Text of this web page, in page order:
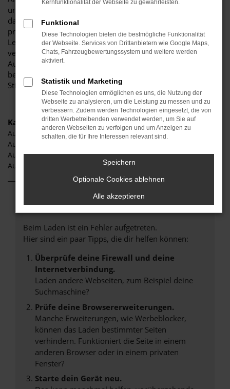
und Umgebung! Unser renommiertes Autohaus ist stolz
darauf, Ihnen eine herausragende Auswahl an Audi A5 zu
präsentieren, die höchste Standards in Sachen Qualität und
Leistung erfüllen. Wir sind seit Jahren Ihr
vertrauenswürdiger Partner, wenn es um erstklassige
Automobile geht. Erfahren Sie mehr über unsere
beeindruckende Audi A5 Flotte und warum Autohaus
Stiglmayr die bevorzugte Adresse für Audi A5 Liebhaber ist.
Kategorie
Audi A5 Neuburg
Audi A5 Neuwagen Neuburg
Audi A5 Jahreswagen Neuburg
Audi A5 Gebrauchtwagen Neuburg
Fehler: Network Error
Beim Laden ist ein Fehler aufgetreten.
Hier sind ein paar Tipps, die dir helfen können:
Überprüfe deine Firewall und deine
Internetverbindung.
Laden andere Webseiten, zum Beispiel deine
Suchmaschine?
Prüfe deine Browsererweiterungen.
Manche Erweiterungen, wie Werbeblocker,
können das Laden bestimmter Seiten
verhindern. Funktioniert die Seite in einem
anderen Browser oder in einem privaten
Fenster?
Starte dein Gerät neu.
Kernfunktionalität der Webseite zu gewährleisten.
Funktional
Diese Technologien bieten die bestmögliche Funktionalität
der Webseite. Services von Drittanbietern wie Google Maps,
Chats, Fahrzeugbewertungssystem und weitere werden
aktiviert.
Statistik und Marketing
Diese Technologien ermöglichen es uns, die Nutzung der
Webseite zu analysieren, um die Leistung zu messen und zu
verbessern. Zudem werden Technologien eingesetzt, die von
dritten Werbetreibenden verwendet werden, um Sie auf
anderen Webseiten zu verfolgen und um Anzeigen zu
schalten, die für Ihre Interessen relevant sind.
Speichern
Optionale Cookies ablehnen
Alle akzeptieren